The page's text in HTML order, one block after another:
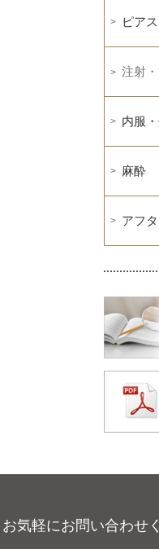
ピアス
注射
内服
麻酔
アフ
気軽にお問い合わせ